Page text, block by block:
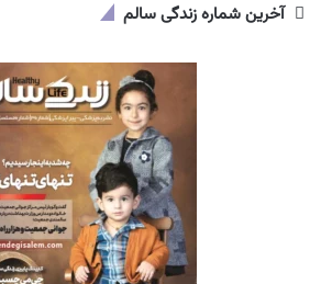
آخرین شماره زندگی سالم